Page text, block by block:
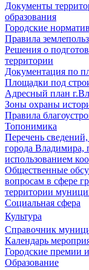
Документы
образования
Городские
Правила
Решения о
территории
Документация по
Площадки под
Адресный план
Зоны охраны
Правила
Топонимика
Перечень
города Владимира,
использованием
Общественные
вопросам в сфере
территории
Социальная сфера
Культура
Справочник
Календарь
Городские премии
Образование